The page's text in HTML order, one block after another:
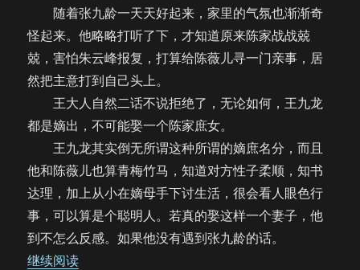
随着张九龄一天天好起来，家里的气氛也渐渐奇
怪起来。他略略打听了下，才知道原来陈家战战兢
兢，害怕朱云峰报复，打算给陈薇儿寻一门亲事，居
然把主意打到自己头上。
王大人自然二话不说拒绝了，无论如何，王九龙
都是嫡出，不可能娶一个陈家庶女。
王九龙其实倒无所谓这种所谓的嫡庶名分，而且
他和陈薇儿也算青梅竹马，知道对方性子柔顺，知书
达理，加上从小在嫡母手下讨生活，很会看人眼色行
事，可以算是个聪明人。若真的娶这样一个妻子，他
到不怎么反感。如果他没有遇到张九龄的话。
继续阅读“【饼四/ABO】旧欢似梦（65）”